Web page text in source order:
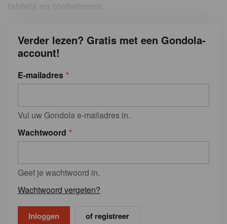
Verder lezen? Gratis met een Gondola-
account!
E-mailadres
Vul uw Gondola e-mailadres in.
Wachtwoord
Geef je wachtwoord in.
Wachtwoord vergeten?
of registreer